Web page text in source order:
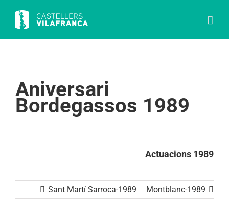
content
Aniversari
Bordegassos 1989
Actuacions 1989
Sant Martí Sarroca-1989 Montblanc-1989